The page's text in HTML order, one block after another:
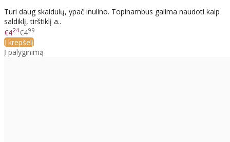
Turi daug skaidulų, ypač inulino. Topinambus galima naudoti kaip
saldiklį, tirštiklį a..
€424€499
Į krepšelį
Į palyginimą